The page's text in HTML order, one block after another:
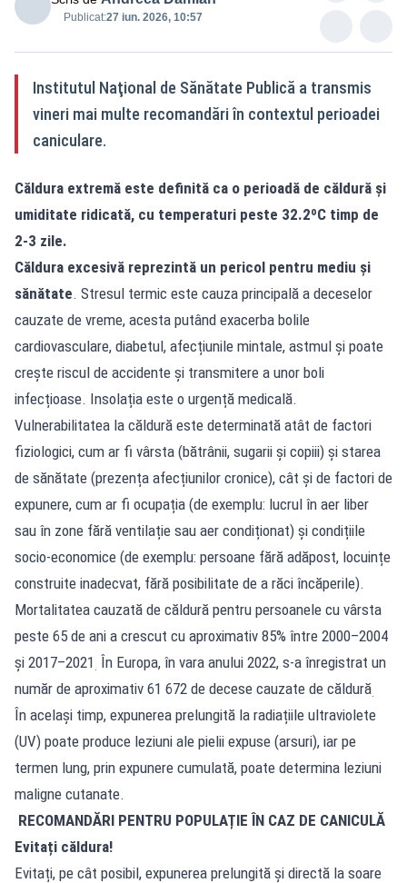
Publicat:27 iun. 2026, 10:57
Institutul Naţional de Sănătate Publică a transmis
vineri mai multe recomandări în contextul perioadei
caniculare.
Căldura extremă este definită ca o perioadă de căldură și
umiditate ridicată, cu temperaturi peste 32.2ºC timp de
2-3 zile.
Căldura excesivă reprezintă un pericol pentru mediu și
sănătate. Stresul termic este cauza principală a deceselor
cauzate de vreme, acesta putând exacerba bolile
cardiovasculare, diabetul, afecțiunile mintale, astmul și poate
crește riscul de accidente și transmitere a unor boli
infecțioase. Insolația este o urgență medicală.
Vulnerabilitatea la căldură este determinată atât de factori
fiziologici, cum ar fi vârsta (bătrânii, sugarii și copiii) și starea
de sănătate (prezența afecțiunilor cronice), cât și de factori de
expunere, cum ar fi ocupația (de exemplu: lucrul în aer liber
sau în zone fără ventilație sau aer condiționat) și condițiile
socio-economice (de exemplu: persoane fără adăpost, locuințe
construite inadecvat, fără posibilitate de a răci încăperile).
Mortalitatea cauzată de căldură pentru persoanele cu vârsta
peste 65 de ani a crescut cu aproximativ 85% între 2000–2004
și 2017–2021 În Europa, în vara anului 2022, s-a înregistrat un
număr de aproximativ 61 672 de decese cauzate de căldură
În același timp, expunerea prelungită la radiațiile ultraviolete
(UV) poate produce leziuni ale pielii expuse (arsuri), iar pe
termen lung, prin expunere cumulată, poate determina leziuni
maligne cutanate.
RECOMANDĂRI PENTRU POPULAȚIE ÎN CAZ DE CANICULĂ
Evitați căldura!
Evitați, pe cât posibil, expunerea prelungită şi directă la soare